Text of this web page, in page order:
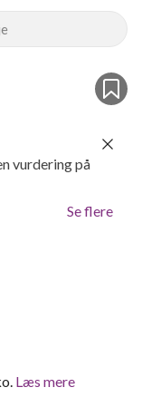
vurdering på
Se flere
Læs mere